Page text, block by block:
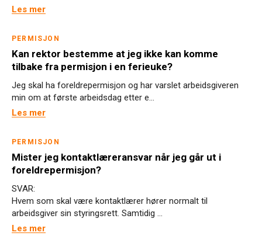
Les mer
PERMISJON
Kan rektor bestemme at jeg ikke kan komme
tilbake fra permisjon i en ferieuke?
Jeg skal ha foreldrepermisjon og har varslet arbeidsgiveren
min om at første arbeidsdag etter e...
Les mer
PERMISJON
Mister jeg kontaktlæreransvar når jeg går ut i
foreldrepermisjon?
SVAR:
Hvem som skal være kontaktlærer hører normalt til
arbeidsgiver sin styringsrett. Samtidig ...
Les mer